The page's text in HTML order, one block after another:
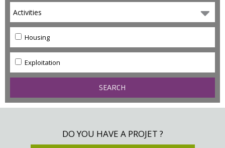
Activities
Housing
Exploitation
DO YOU HAVE A PROJET ?